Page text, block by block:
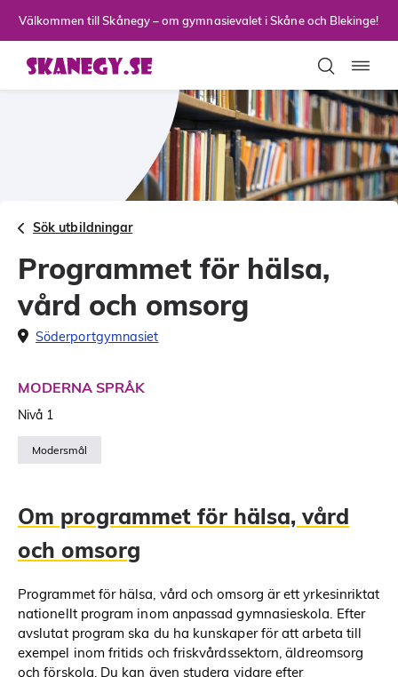
Välkommen till Skånegy – om gymnasievalet i Skåne och Blekinge!
Sök utbildningar
Programmet för hälsa,
vård och omsorg
Söderportgymnasiet
MODERNA SPRÅK
Nivå 1
Modersmål
Om programmet för hälsa, vård
och omsorg
Programmet för hälsa, vård och omsorg är ett yrkesinriktat
nationellt program inom anpassad gymnasieskola. Efter
avslutat program ska du ha kunskaper för att arbeta till
exempel inom fritids och friskvårdssektorn, äldreomsorg
och förskola. Du kan även studera vidare efter